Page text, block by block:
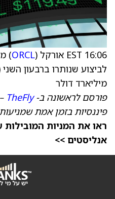
16:06 EST אורקל ( ORCL
)
מיליארד דולר
פורסם לראשונה ב-TheFly
פיננסיות בזמן אמת
ראו את המניות
אנליסטים >>